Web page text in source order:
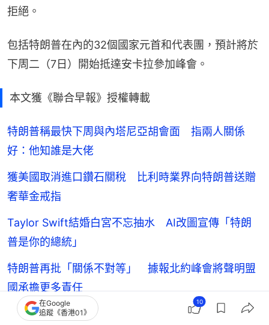
拒絕。
包括特朗普在內的32個國家元首和代表團，預計將於
下周二（7日）開始抵達安卡拉參加峰會。
本文獲《聯合早報》授權轉載
特朗普稱最快下周與內塔尼亞胡會面 指兩人關係
好：他知誰是大佬
獲美國取消進口鑽石關稅 比利時業界向特朗普送贈
奢華金戒指
Taylor Swift結婚白宮不忘抽水 AI改圖宣傳「特朗
普是你的總統」
特朗普再批「關係不對等」 據報北約峰會將聲明盟
國承擔更多責任
在Google
追蹤《香港01》
10